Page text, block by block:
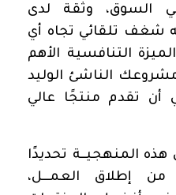
السوق، وثقة لدى
شغف تلقائي تجاه أي
التنافسية الأهم
الناشئ الوليد
أن تقدم منتجًا عالي
المنهجيــة تحديدًا
من إطلاق العمـــل،